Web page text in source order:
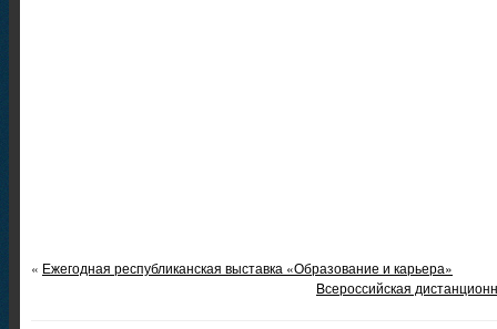
« Ежегодная республиканская выставка «Образование и карьера»
Bсероссийская